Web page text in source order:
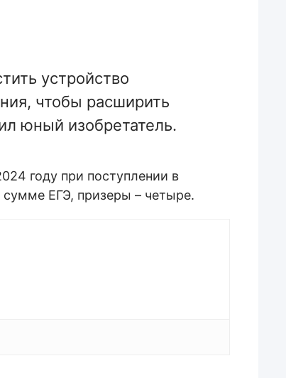
устройство
чтобы расширить
юный изобретатель.
году при поступлении в
ЕГЭ, призеры – четыре.